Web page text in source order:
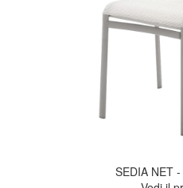
SEDIA NET